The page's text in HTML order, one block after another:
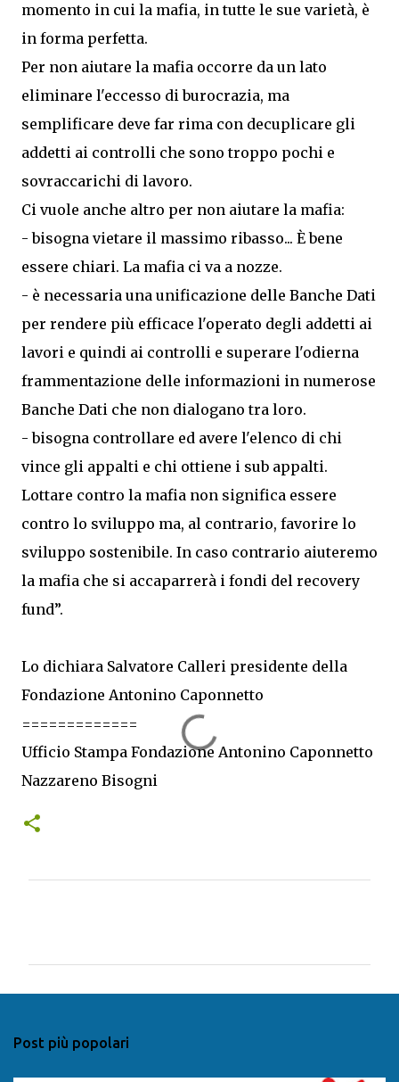
momento in cui la mafia, in tutte le sue varietà, è
in forma perfetta.
Per non aiutare la mafia occorre da un lato
eliminare l'eccesso di burocrazia, ma
semplificare deve far rima con decuplicare gli
addetti ai controlli che sono troppo pochi e
sovraccarichi di lavoro.
Ci vuole anche altro per non aiutare la mafia:
- bisogna vietare il massimo ribasso... È bene
essere chiari. La mafia ci va a nozze.
- è necessaria una unificazione delle Banche Dati
per rendere più efficace l'operato degli addetti ai
lavori e quindi ai controlli e superare l'odierna
frammentazione delle informazioni in numerose
Banche Dati che non dialogano tra loro.
- bisogna controllare ed avere l'elenco di chi
vince gli appalti e chi ottiene i sub appalti.
Lottare contro la mafia non significa essere
contro lo sviluppo ma, al contrario, favorire lo
sviluppo sostenibile. In caso contrario aiuteremo
la mafia che si accaparrerà i fondi del recovery
fund”.
Lo dichiara Salvatore Calleri presidente della
Fondazione Antonino Caponnetto
=============
Ufficio Stampa Fondazione Antonino Caponnetto
Nazzareno Bisogni
Post più popolari